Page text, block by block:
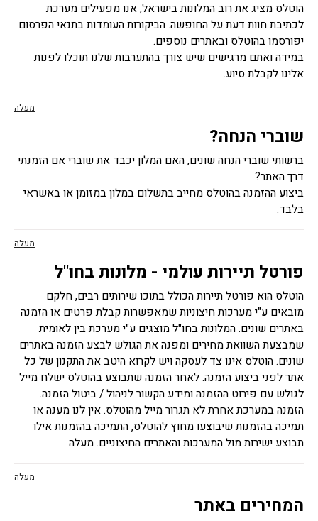
הוטלס מציג את רוב המלונות בישראל, אנו מפעילים מערכת
לכתיבת חוות דעת על החופשה. הביקורות העומדות בתנאי הפרסום
יפורסמו בהוטלס ובאתרים נוספים.
במידה ואתם מרגישים שיש צורך בהתערבות שלנו תוכלו לפנות
אלינו לקבלת סיוע.
מעלה
שוברי הנחה?
ברשותי שוברי הנחה שונים, האם המלון יכבד את שוברי אם הזמנתי
דרך האתר?
ביצוע ההזמנה בהוטלס מחייב בתשלום במלון במזומן או באשראי
בלבד.
מעלה
פורטל תיירות עולמי - מלונות בחו"ל
הוטלס הוא פורטל תיירות הכולל בתוכו שירותים רבים, חלקם
מובאים ע"י מערכות חיצוניות שמאפשרות קבלת פרטים או הזמנה
באתרים שונים. המלונות בחו"ל מוצגים ע"י מערכת בין לאומית
שמבצעת השוואת מחירים ומפנה את הגולש לבצע הזמנה באתרים
שונים. הוטלס אינו צד לעסקה ויש לקרוא היטב את התקנון של כל
אתר לפני ביצוע הזמנה. לאחר הזמנה שתבוצע בהוטלס ישלח מייל
לגולש עם פירוט ההזמנה ומידע הקשור לניהול / ביטול הזמנה.
הזמנה במערכת אחרת לא תגרור מייל מהוטלס. אין לנו מענה או
תמיכה בהזמנות שיבוצעו מחוץ להוטלס, התמיכה בהזמנות אילו
תבוצע ישירות מול המערכות והאתרים החיצוניים. מעלה
מעלה
המחירים באתר